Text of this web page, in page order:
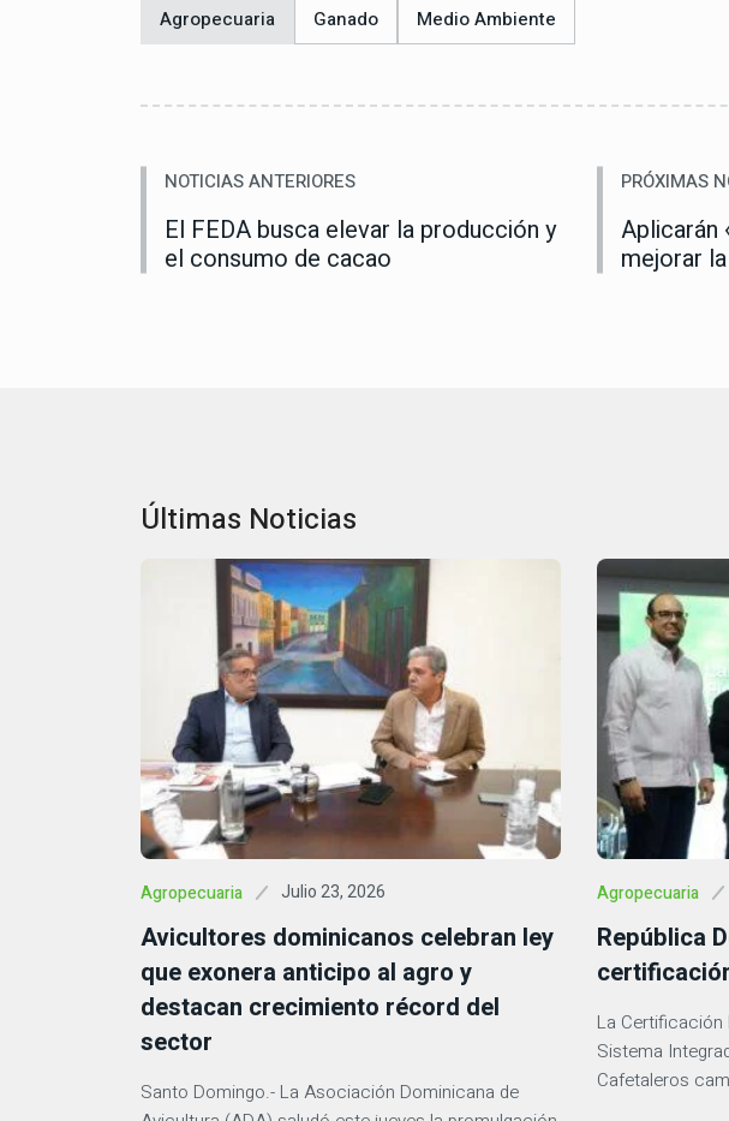
Agropecuaria Ganado Medio Ambiente
NOTICIAS ANTERIORES
El FEDA busca elevar la producción y
el consumo de cacao
PRÓXIMAS
Aplicarán
mejorar
Últimas Noticias
Agropecuaria Julio 23, 2026
Avicultores dominicanos celebran ley
que exonera anticipo al agro y
destacan crecimiento récord del
sector
Santo Domingo.- La Asociación Dominicana de
Agropecuaria
República
La Certificación
Sistema
Cafetaleros